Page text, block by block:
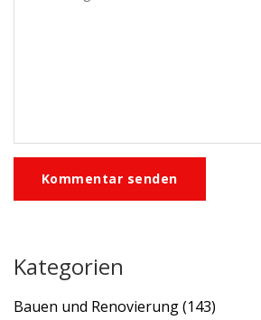
Kommentar senden
Kategorien
Bauen und Renovierung(143)